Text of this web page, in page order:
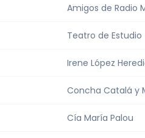
Amigos de Radio
Teatro de Estudio
Irene López
Concha Catalá y
Cía María Palou